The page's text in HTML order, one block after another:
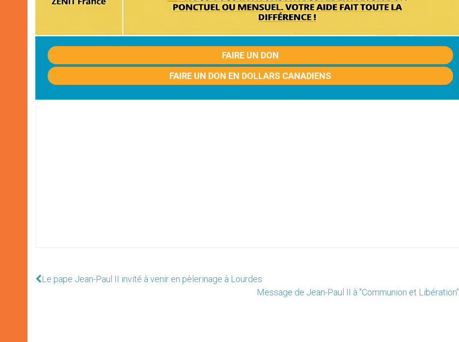
FAIRE UN DON
FAIRE UN DON EN DOLLARS CANADIENS
Le pape Jean-Paul II invité à venir en pèlerinage à Lourdes
Message de Jean-Paul II à "Communion et Libération"